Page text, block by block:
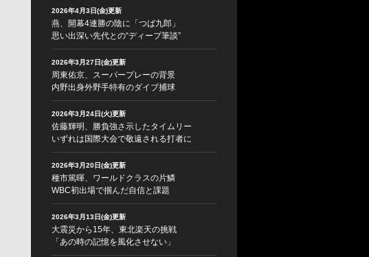
2026年4月3日(金)更新
燕、開幕4連勝の陰に「つば九郎」
思い出深い先代との“ディープ筆談”
2026年3月27日(金)更新
周東佑京、スーパープレーの背景
内野出身外野手特有のダイブ捕球
2026年3月24日(火)更新
佐藤輝明、勝負強さ示したタイムリー
いずれは国際大会で敬遠される打者に
2026年3月20日(金)更新
種市篤暉、ワールドクラスの片鱗
WBC初出場で掴んだ自信と課題
2026年3月13日(金)更新
大震災から15年、東北楽天の挑戦
「あの時の記憶を風化させない」